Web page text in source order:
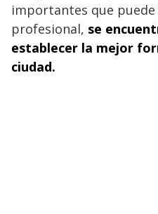
importantes que
profesional, se
establecer la mejor
ciudad.